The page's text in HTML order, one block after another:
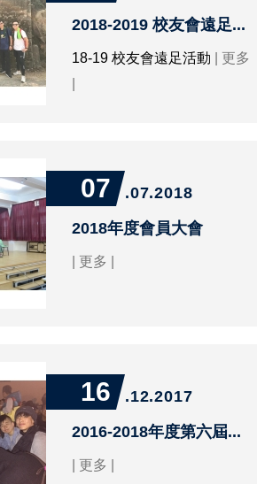
2018-2019 校友會遠足...
18-19 校友會遠足活動
| 更多
07
.07.2018
2018年度會員大會
| 更多 |
16
.12.2017
2016-2018年度第六屆...
| 更多 |